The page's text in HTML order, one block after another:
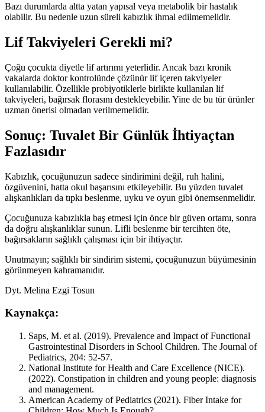
Bazı durumlarda altta yatan yapısal veya metabolik bir hastalık
olabilir. Bu nedenle uzun süreli kabızlık ihmal edilmemelidir.
Lif Takviyeleri Gerekli mi?
Çoğu çocukta diyetle lif artırımı yeterlidir. Ancak bazı kronik
vakalarda doktor kontrolünde çözünür lif içeren takviyeler
kullanılabilir. Özellikle probiyotiklerle birlikte kullanılan lif
takviyeleri, bağırsak florasını destekleyebilir. Yine de bu tür ürünler
uzman önerisi olmadan verilmemelidir.
Sonuç: Tuvalet Bir Günlük İhtiyaçtan
Fazlasıdır
Kabızlık, çocuğunuzun sadece sindirimini değil, ruh halini,
özgüvenini, hatta okul başarısını etkileyebilir. Bu yüzden tuvalet
alışkanlıkları da tıpkı beslenme, uyku ve oyun gibi önemsenmelidir.
Çocuğunuza kabızlıkla baş etmesi için önce bir güven ortamı, sonra
da doğru alışkanlıklar sunun. Lifli beslenme bir tercihten öte,
bağırsakların sağlıklı çalışması için bir ihtiyaçtır.
Unutmayın; sağlıklı bir sindirim sistemi, çocuğunuzun büyümesinin
görünmeyen kahramanıdır.
Dyt. Melina Ezgi Tosun
Kaynakça:
Saps, M. et al. (2019). Prevalence and Impact of Functional
Gastrointestinal Disorders in School Children. The Journal of
Pediatrics, 204: 52-57.
National Institute for Health and Care Excellence (NICE).
(2022). Constipation in children and young people: diagnosis
and management.
American Academy of Pediatrics (2021). Fiber Intake for